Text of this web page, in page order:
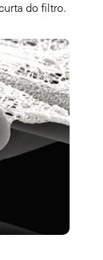
do filtro.